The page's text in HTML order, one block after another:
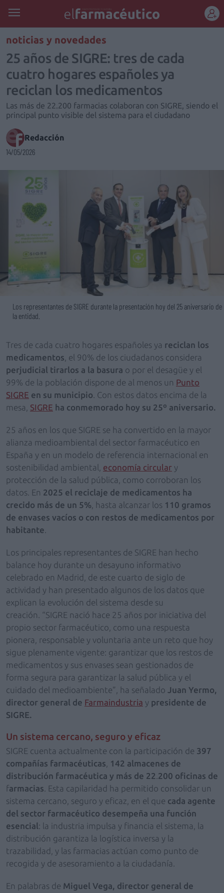
REGÍSTRATE
noticias y novedades
25 años de SIGRE: tres de cada
cuatro hogares españoles ya
reciclan los medicamentos
Las más de 22.200 farmacias colaboran con SIGRE, siendo el
principal punto visible del sistema para el ciudadano
Redacción
14/05/2026
Los representantes de SIGRE durante la presentación hoy del 25 aniversario de
la entidad.
Tres de cada cuatro hogares españoles ya reciclan los
medicamentos , el 90% de los ciudadanos considera
perjudicial tirarlos a la basura o por el desagüe y el
99% de la población dispone de al menos un Punto
SIGRE en su municipio . Con estos datos encima de la
mesa, SIGRE ha conmemorado hoy su 25º aniversario.
25 años en los que SIGRE se ha convertido en la mayor
alianza medioambiental del sector farmacéutico en
España y en un modelo de referencia internacional en
sostenibilidad ambiental, economía circular y
protección de la salud pública, como corroboran los
datos. En 2025 el reciclaje de medicamentos ha
crecido más de un 5% , hasta alcanzar los 110 gramos
de envases vacíos o con restos de medicamentos por
habitante
Los principales representantes de SIGRE han hecho
balance hoy durante un desayuno informativo
celebrado en Madrid, de este cuarto de siglo de
actividad y han presentado algunos de los datos que
explican la evolución del sistema desde su
creación. “SIGRE nació hace 25 años por iniciativa del
propio sector farmacéutico, como una respuesta
pionera, responsable y voluntaria ante un reto que hoy
sigue plenamente vigente: garantizar que los restos de
medicamentos y sus envases sean gestionados de
forma segura para garantizar la salud pública y el
cuidado del medioambiente”, ha señalado Juan Yermo,
director general de Farmaindustria y presidente de
SIGRE.
Un sistema cercano, seguro y eficaz
SIGRE cuenta actualmente con la participación de 397
compañías farmacéuticas 142 almacenes de
distribución farmacéutica y más de 22 200 oficinas de
farmacias . Esta capilaridad ha permitido consolidar un
sistema cercano, seguro y eficaz, en el que cada agente
del sector farmacéutico desempeña una función
esencial: la industria impulsa y financia el sistema, la
distribución garantiza la logística inversa y la
trazabilidad, y las farmacias actúan como punto de
recogida y de asesoramiento a la ciudadanía.
En palabras de Miguel Vega, director general de